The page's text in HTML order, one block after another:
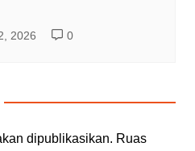
2026 0
dipublikasikan. Ruas